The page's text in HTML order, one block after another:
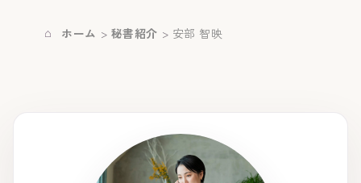
ホーム > 秘書紹介 > 安部 智映